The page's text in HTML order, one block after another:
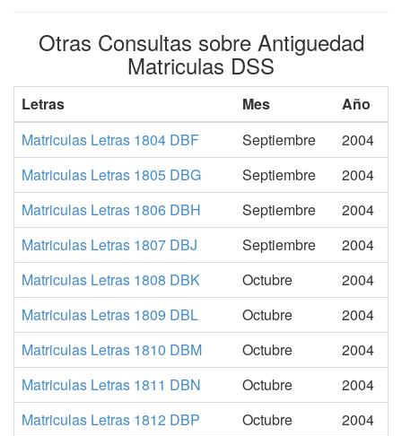
Otras Consultas sobre Antiguedad
Matriculas DSS
Letras Mes
Año
Matriculas Letras 1804 DBF
Septiembre
2004
Matriculas Letras 1805 DBG
Septiembre
2004
Matriculas Letras 1806 DBH
Septiembre
2004
Matriculas Letras 1807 DBJ
Septiembre
2004
Matriculas Letras 1808 DBK
Octubre
2004
Matriculas Letras 1809 DBL
Octubre
2004
Matriculas Letras 1810 DBM
Octubre
2004
Matriculas Letras 1811 DBN
Octubre
2004
Matriculas Letras 1812 DBP
Octubre
2004